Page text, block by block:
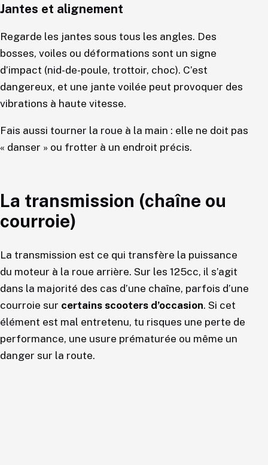
Jantes et alignement
Regarde les jantes sous tous les angles. Des
bosses, voiles ou déformations sont un signe
d’impact (nid-de-poule, trottoir, choc). C’est
dangereux, et une jante voilée peut provoquer des
vibrations à haute vitesse.
Fais aussi tourner la roue à la main : elle ne doit pas
« danser » ou frotter à un endroit précis.
La transmission (chaîne ou
courroie)
La transmission est ce qui transfère la puissance
du moteur à la roue arrière. Sur les 125cc, il s’agit
dans la majorité des cas d’une chaîne, parfois d’une
courroie sur certains scooters d’occasion. Si cet
élément est mal entretenu, tu risques une perte de
performance, une usure prématurée ou même un
danger sur la route.